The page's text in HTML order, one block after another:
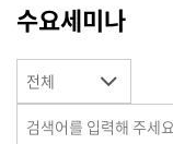
수요세미나
전체